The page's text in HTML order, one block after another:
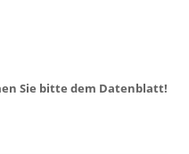
Sie bitte dem Datenblatt!